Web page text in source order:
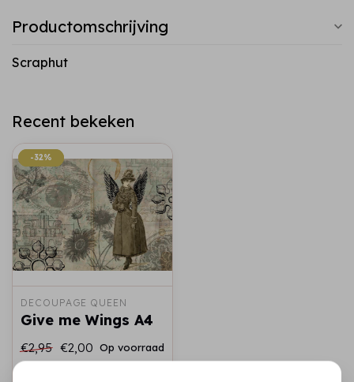
Productomschrijving
Scraphut
Recent bekeken
-32%
-32%
DECOUPAGE QUEEN
Give me Wings A4
€2,95 €2,00 Op voorraad